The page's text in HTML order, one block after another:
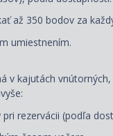
až 350 bodov za
umiestnením.
v kajutách
pri rezervácii (podľa